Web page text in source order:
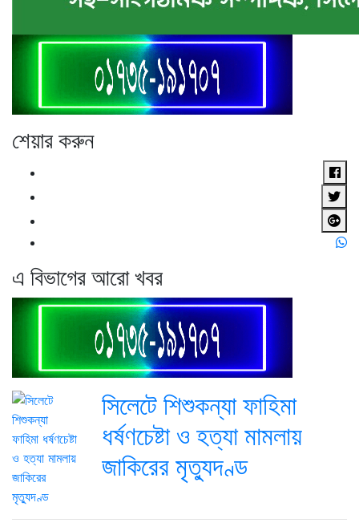
শেয়ার করুন
এ বিভাগের আরো খবর
সিলেটে শিশুকন্যা ফাহিমা
ধর্ষণচেষ্টা ও হত্যা মামলায়
জাকিরের মৃত্যুদণ্ড